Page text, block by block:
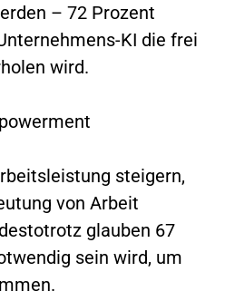
– 72 Prozent
KI die frei
wird.
steigern,
von Arbeit
glauben 67
sein wird, um